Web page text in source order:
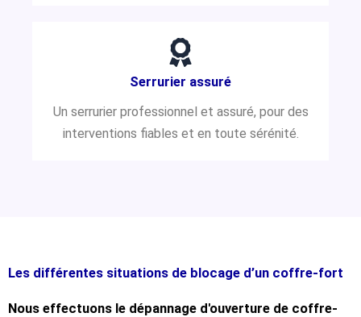
Serrurier assuré
Un serrurier professionnel et assuré, pour des
interventions fiables et en toute sérénité.
Les différentes situations de blocage d’un coffre-fort
Nous effectuons le dépannage d'ouverture de coffre-